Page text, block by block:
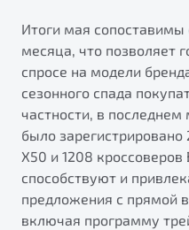
от 2 499 990 ₽*
Обзор В наличии
Итоги мая сопоставимы
месяца, что позволяет
спросе на модели
сезонного спада
частности, в
было
X50 и 1208
способствуют и
предложения с прямой
включая программу